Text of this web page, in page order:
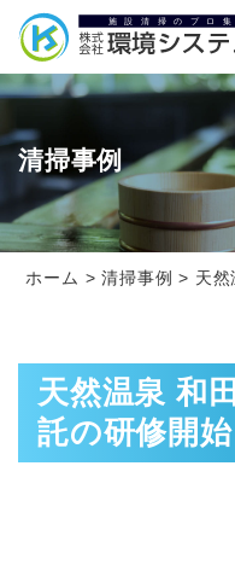
清掃事例
ホーム >清掃事例 > 天
天然温泉 和
託の研修開